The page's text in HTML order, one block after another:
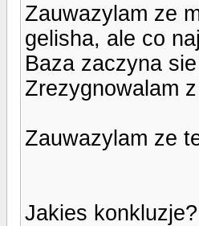
Zauwazylam ze
gelisha, ale co
Baza zaczyna
Zrezygnowalam
Zauwazylam ze
Jakies konkluzje?